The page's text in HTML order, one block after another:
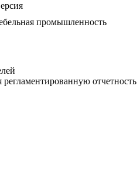
промышленность
отчетность